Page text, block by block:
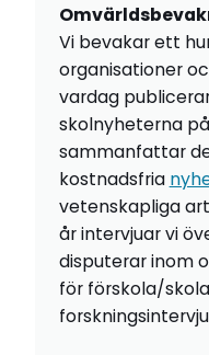
Vi bevakar ett
organisationer
vardag
skolnyheterna
sammanfattar
kostnadsfria
vetenskapliga
år intervjuar vi
disputerar inom
för förskola/